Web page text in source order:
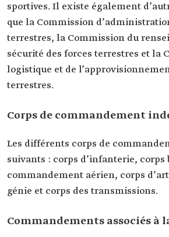
sportives. Il existe également
que la Commission
terrestres, la Commission du
sécurité des forces terrestres et la
logistique et de
terrestres.
Corps de commandement
Les différents corps de
suivants : corps d’infanterie, corps
commandement aérien, corps
génie et corps des transmissions.
Commandements associés à